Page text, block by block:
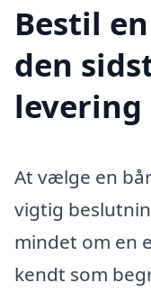
Bestil
den
levering
At vælge en
vigtig
mindet om en
kendt som